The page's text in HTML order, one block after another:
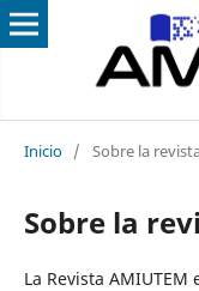
Inicio / Sobre la
Sobre la
La Revista